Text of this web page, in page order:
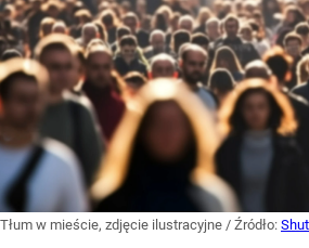
Tłum w mieście, zdjęcie ilustracyjne / Źródło: